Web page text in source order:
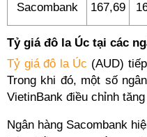
Sacombank 167,69
Tỷ giá đô la Úc tại các
Tỷ giá đô la Úc (AUD)
Trong khi đó, một số
VietinBank điều chỉnh
Ngân hàng Sacombank